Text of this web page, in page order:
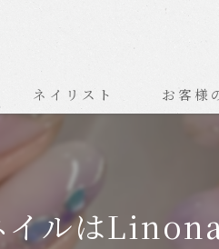
ネイリスト お客様
イルは